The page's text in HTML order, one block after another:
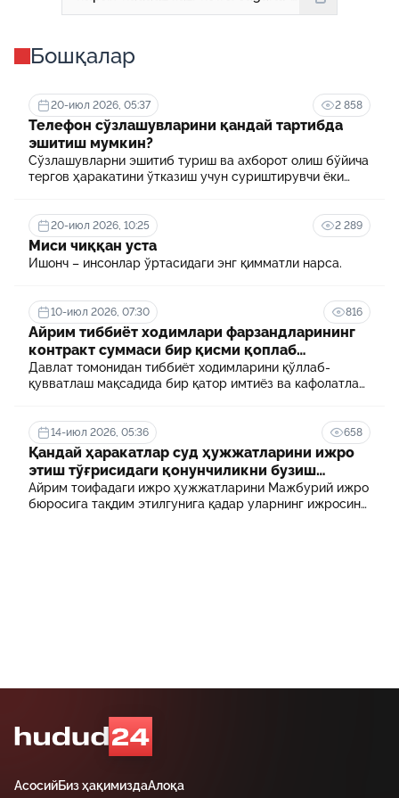
Бошқалар
20-июл 2026, 05:37 2 858
Телефон сўзлашувларини қандай тартибда
эшитиш мумкин?
Сўзлашувларни эшитиб туриш ва ахборот олиш бўйича
тергов ҳаракатини ўтказиш учун суриштирувчи ёки
20-июл 2026, 10:25 2 289
Миси чиққан уста
Ишонч – инсонлар ўртасидаги энг қимматли нарса.
10-июл 2026, 07:30 816
Айрим тиббиёт ходимлари фарзандларининг
контракт суммаси бир қисми қоплаб
берилади
Давлат томонидан тиббиёт ходимларини қўллаб-
қувватлаш мақсадида бир қатор имтиёз ва кафолатлар
муассасасида ўқиш учун тўланадиган контракт
маблағининг бир қисмини қоплаб бериш тартибидир
14-июл 2026, 05:36 658
Қандай ҳаракатлар суд ҳужжатларини ижро
этиш тўғрисидаги қонунчиликни бузиш
ҳисобланади? 5 муҳим факт
Айрим тоифадаги ижро ҳужжатларини Мажбурий ижро
бюросига тақдим этилгунига қадар уларнинг ижросини
АсосийБиз ҳақимиздаАлоқа